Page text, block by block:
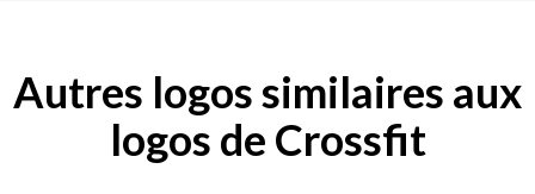
Autres logos similaires aux
logos de Crossfit